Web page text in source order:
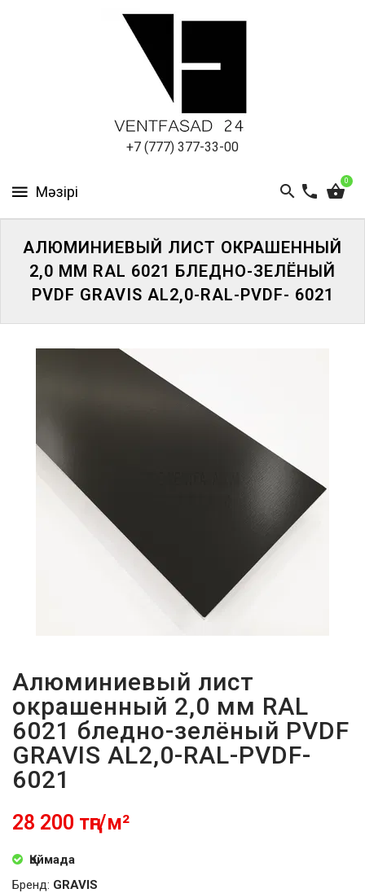
+7 (777) 377-33-00
0
ПАНЕЛИ
АЛЮМИНИЕВЫЙ ЛИСТ ОКРАШЕННЫЙ
2,0 ММ RAL 6021 БЛЕДНО-ЗЕЛЁНЫЙ
PVDF GRAVIS AL2,0-RAL-PVDF- 6021
Алюминиевый лист
окрашенный 2,0 мм RAL
6021 бледно-зелёный PVDF
GRAVIS AL2,0-RAL-PVDF-
6021
28 200 тңг/м²
Қоймада
Бренд: GRAVIS